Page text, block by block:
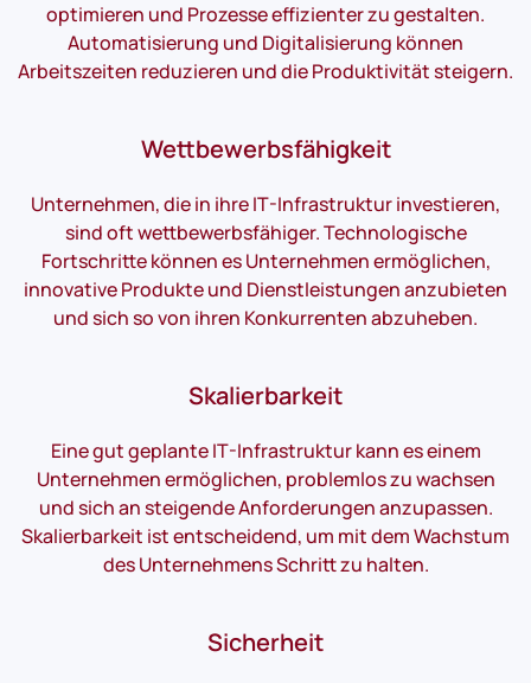
optimieren und Prozesse effizienter zu gestalten.
Automatisierung und Digitalisierung können
Arbeitszeiten reduzieren und die Produktivität steigern.
Wettbewerbsfähigkeit
Unternehmen, die in ihre IT-Infrastruktur investieren,
sind oft wettbewerbsfähiger. Technologische
Fortschritte können es Unternehmen ermöglichen,
innovative Produkte und Dienstleistungen anzubieten
und sich so von ihren Konkurrenten abzuheben.
Skalierbarkeit
Eine gut geplante IT-Infrastruktur kann es einem
Unternehmen ermöglichen, problemlos zu wachsen
und sich an steigende Anforderungen anzupassen.
Skalierbarkeit ist entscheidend, um mit dem Wachstum
des Unternehmens Schritt zu halten.
Sicherheit